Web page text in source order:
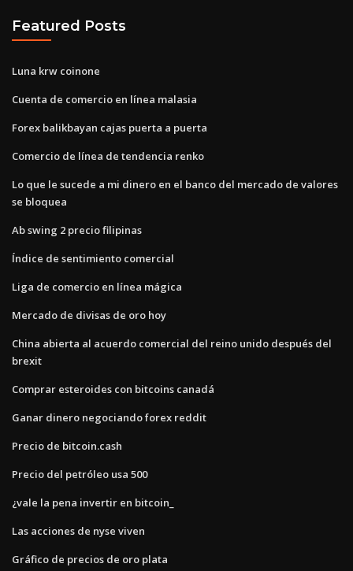
Featured Posts
Luna krw coinone
Cuenta de comercio en línea malasia
Forex balikbayan cajas puerta a puerta
Comercio de línea de tendencia renko
Lo que le sucede a mi dinero en el banco del mercado de valores
se bloquea
Ab swing 2 precio filipinas
Índice de sentimiento comercial
Liga de comercio en línea mágica
Mercado de divisas de oro hoy
China abierta al acuerdo comercial del reino unido después del
brexit
Comprar esteroides con bitcoins canadá
Ganar dinero negociando forex reddit
Precio de bitcoin.cash
Precio del petróleo usa 500
¿vale la pena invertir en bitcoin_
Las acciones de nyse viven
Gráfico de precios de oro plata